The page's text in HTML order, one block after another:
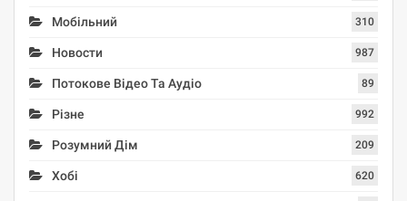
Мобільний 310
Новости 987
Потокове Відео Та Аудіо 89
Різне 992
Розумний Дім 209
Хобі 620